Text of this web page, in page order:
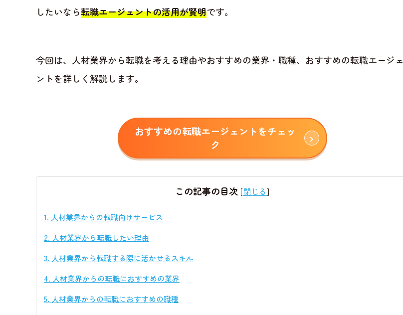
したいなら転職エージェントの活用が賢明です。
今回は、人材業界から転職を考える理由やおすすめの業界・職種、おすすめの転職エージェ
ントを詳しく解説します。
おすすめの転職エージェントをチェッ
ク
この記事の目次 [閉じる ]
1. 人材業界からの転職向けサービス
2. 人材業界から転職したい理由
3. 人材業界から転職する際に活かせるスキル
4. 人材業界からの転職におすすめの業界
5. 人材業界からの転職におすすめの職種